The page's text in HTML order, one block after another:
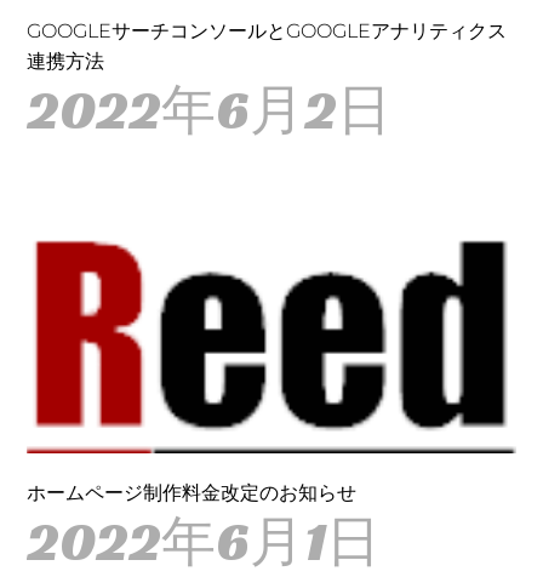
GOOGLEサーチコンソールとGOOGLEアナリティクス
連携方法
2022年6月2日
ホームページ制作料金改定のお知らせ
2022年6月1日